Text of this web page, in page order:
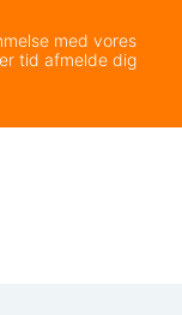
med vores
tid afmelde dig